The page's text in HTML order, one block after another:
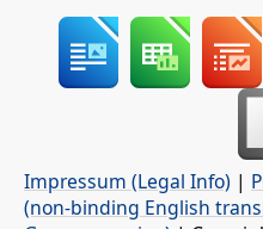
Impressum (Legal Info) |
(non-binding English